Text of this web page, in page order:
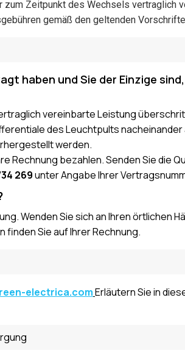
zum Zeitpunkt des Wechsels vertraglich
gemäß den geltenden
haben und Sie der Einzige
vereinbarte Leistung
des Leuchtpults nacheinander
werden.
Rechnung bezahlen. Senden Sie die
269unter Angabe Ihrer
Wenden Sie sich an Ihren örtlichen
Sie auf Ihrer Rechnung.
electrica.comErläutern Sie in